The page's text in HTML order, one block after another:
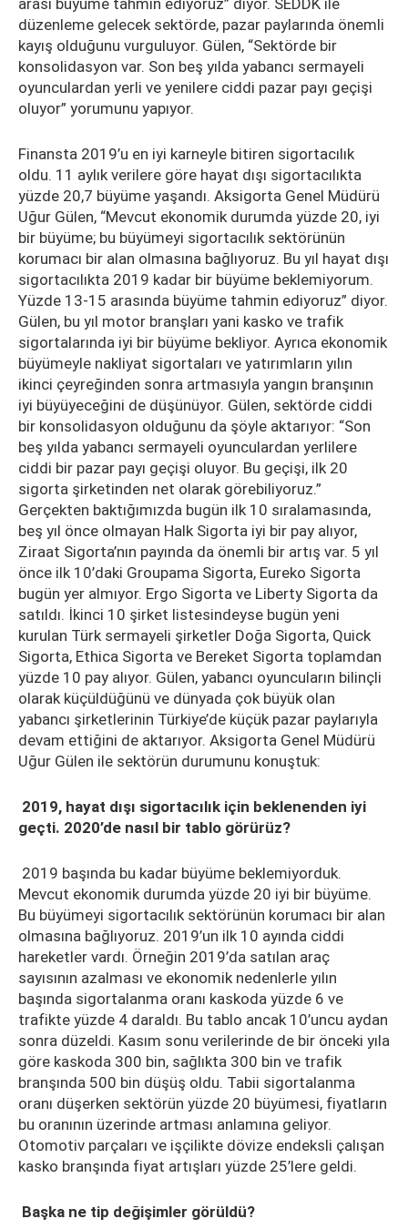
arası büyüme tahmin ediyoruz” diyor. SEDDK ile
düzenleme gelecek sektörde, pazar paylarında önemli
kayış olduğunu vurguluyor. Gülen, “Sektörde bir
konsolidasyon var. Son beş yılda yabancı sermayeli
oyunculardan yerli ve yenilere ciddi pazar payı geçişi
oluyor” yorumunu yapıyor.
Finansta 2019’u en iyi karneyle bitiren sigortacılık
oldu. 11 aylık verilere göre hayat dışı sigortacılıkta
yüzde 20,7 büyüme yaşandı. Aksigorta Genel Müdürü
Uğur Gülen, “Mevcut ekonomik durumda yüzde 20, iyi
bir büyüme; bu büyümeyi sigortacılık sektörünün
korumacı bir alan olmasına bağlıyoruz. Bu yıl hayat dışı
sigortacılıkta 2019 kadar bir büyüme beklemiyorum.
Yüzde 13-15 arasında büyüme tahmin ediyoruz” diyor.
Gülen, bu yıl motor branşları yani kasko ve trafik
sigortalarında iyi bir büyüme bekliyor. Ayrıca ekonomik
büyümeyle nakliyat sigortaları ve yatırımların yılın
ikinci çeyreğinden sonra artmasıyla yangın branşının
iyi büyüyeceğini de düşünüyor. Gülen, sektörde ciddi
bir konsolidasyon olduğunu da şöyle aktarıyor: “Son
beş yılda yabancı sermayeli oyunculardan yerlilere
ciddi bir pazar payı geçişi oluyor. Bu geçişi, ilk 20
sigorta şirketinden net olarak görebiliyoruz.”
Gerçekten baktığımızda bugün ilk 10 sıralamasında,
beş yıl önce olmayan Halk Sigorta iyi bir pay alıyor,
Ziraat Sigorta’nın payında da önemli bir artış var. 5 yıl
önce ilk 10’daki Groupama Sigorta, Eureko Sigorta
bugün yer almıyor. Ergo Sigorta ve Liberty Sigorta da
satıldı. İkinci 10 şirket listesindeyse bugün yeni
kurulan Türk sermayeli şirketler Doğa Sigorta, Quick
Sigorta, Ethica Sigorta ve Bereket Sigorta toplamdan
yüzde 10 pay alıyor. Gülen, yabancı oyuncuların bilinçli
olarak küçüldüğünü ve dünyada çok büyük olan
yabancı şirketlerinin Türkiye’de küçük pazar paylarıyla
devam ettiğini de aktarıyor. Aksigorta Genel Müdürü
Uğur Gülen ile sektörün durumunu konuştuk:
2019, hayat dışı sigortacılık için beklenenden iyi
geçti. 2020’de nasıl bir tablo görürüz?
2019 başında bu kadar büyüme beklemiyorduk.
Mevcut ekonomik durumda yüzde 20 iyi bir büyüme.
Bu büyümeyi sigortacılık sektörünün korumacı bir alan
olmasına bağlıyoruz. 2019’un ilk 10 ayında ciddi
hareketler vardı. Örneğin 2019’da satılan araç
sayısının azalması ve ekonomik nedenlerle yılın
başında sigortalanma oranı kaskoda yüzde 6 ve
trafikte yüzde 4 daraldı. Bu tablo ancak 10’uncu aydan
sonra düzeldi. Kasım sonu verilerinde de bir önceki yıla
göre kaskoda 300 bin, sağlıkta 300 bin ve trafik
branşında 500 bin düşüş oldu. Tabii sigortalanma
oranı düşerken sektörün yüzde 20 büyümesi, fiyatların
bu oranının üzerinde artması anlamına geliyor.
Otomotiv parçaları ve işçilikte dövize endeksli çalışan
kasko branşında fiyat artışları yüzde 25’lere geldi.
Başka ne tip değişimler görüldü?